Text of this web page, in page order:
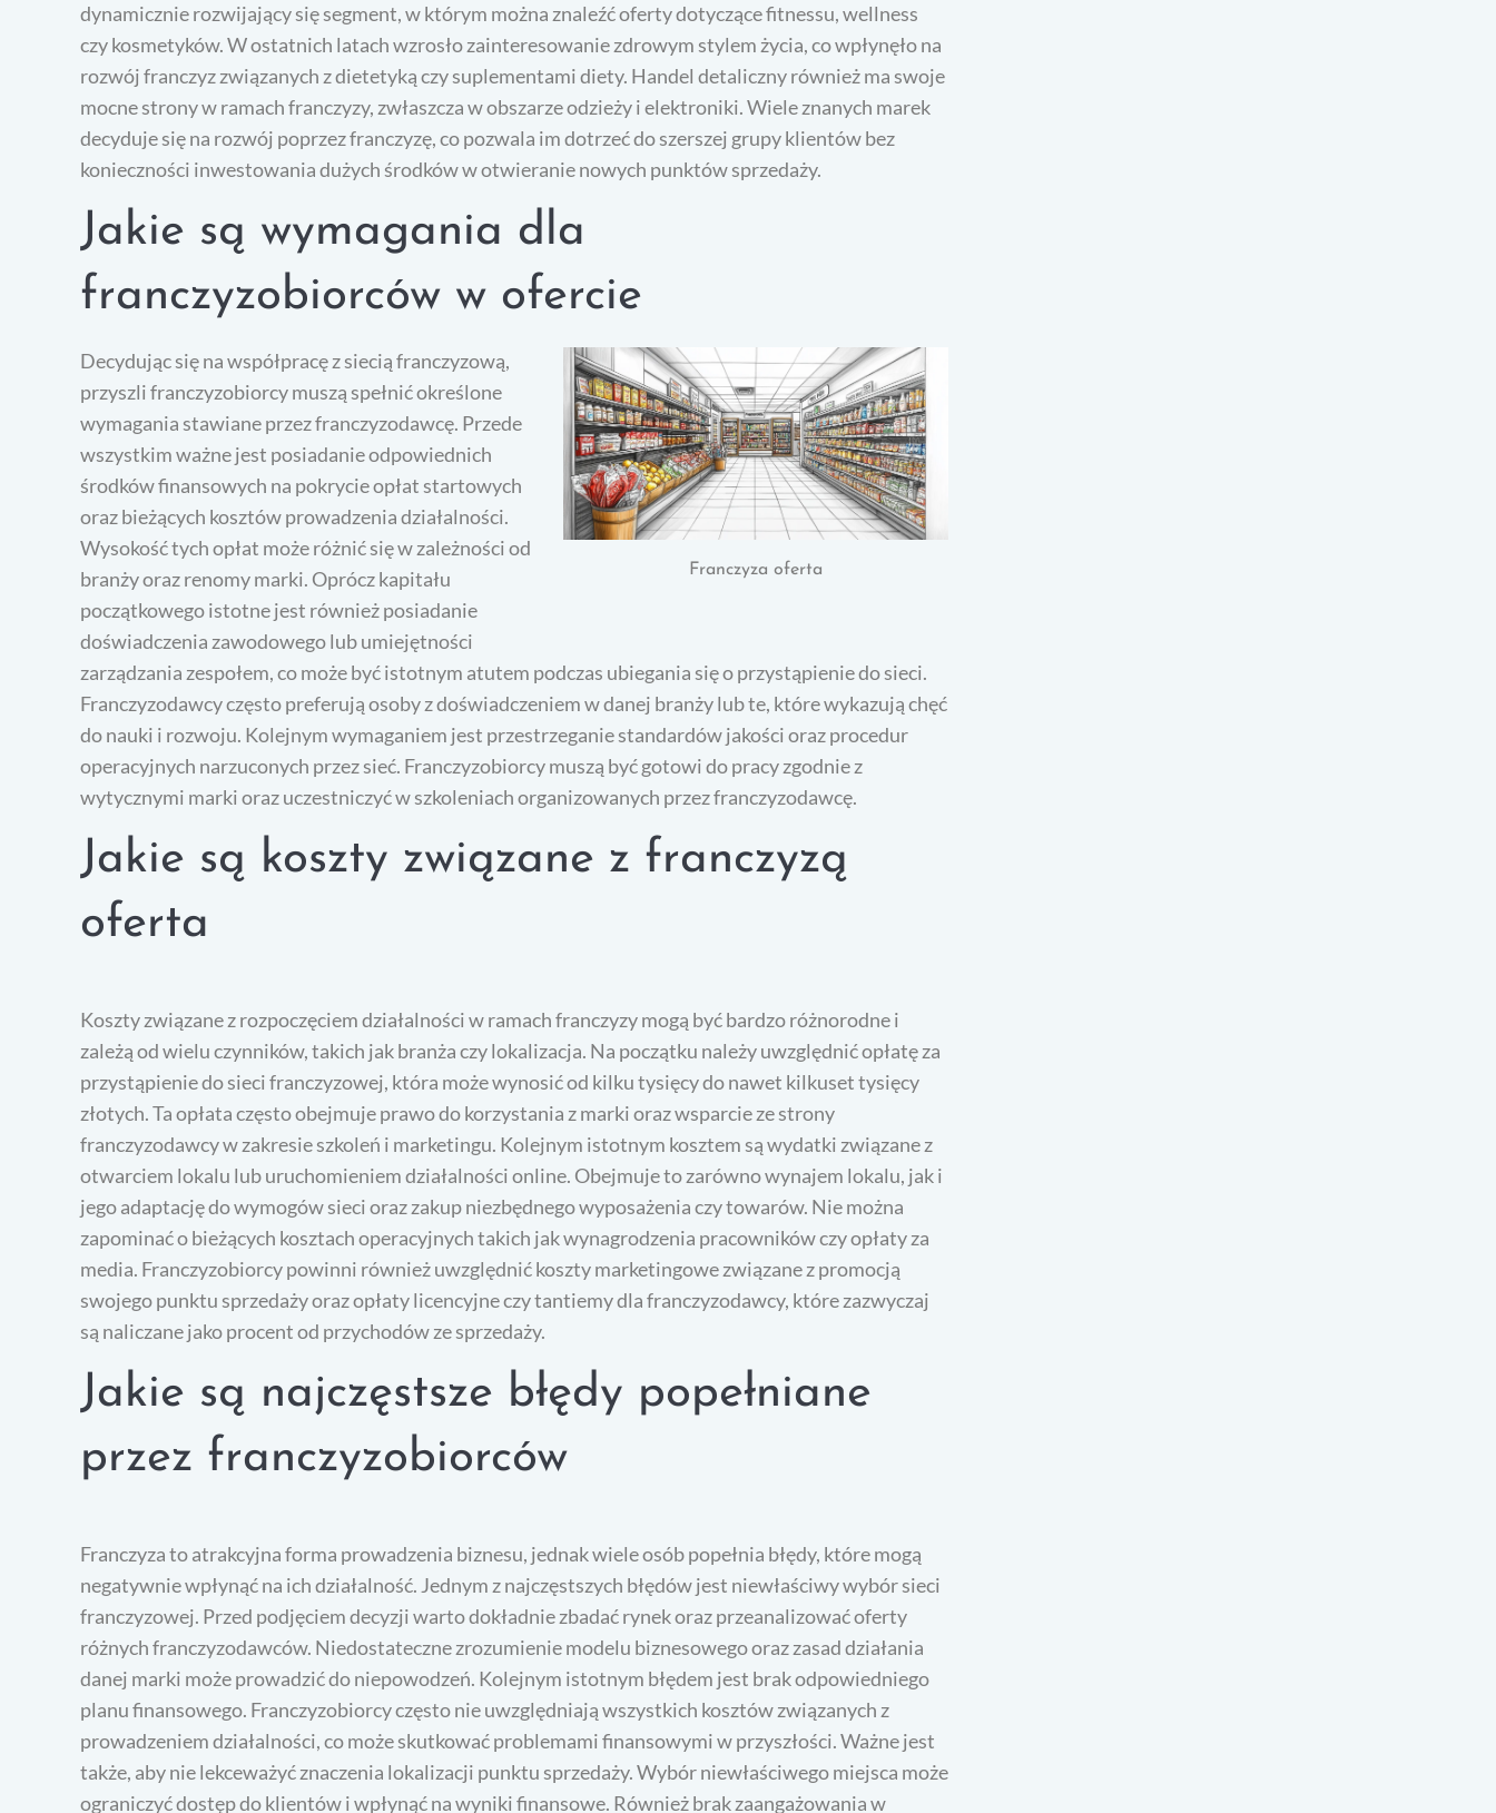
dynamicznie rozwijający się segment, w którym można znaleźć oferty dotyczące fitnessu, wellness
czy kosmetyków. W ostatnich latach wzrosło zainteresowanie zdrowym stylem życia, co wpłynęło na
rozwój franczyz związanych z dietetyką czy suplementami diety. Handel detaliczny również ma swoje
mocne strony w ramach franczyzy, zwłaszcza w obszarze odzieży i elektroniki. Wiele znanych marek
decyduje się na rozwój poprzez franczyzę, co pozwala im dotrzeć do szerszej grupy klientów bez
konieczności inwestowania dużych środków w otwieranie nowych punktów sprzedaży.
Jakie są wymagania dla
franczyzobiorców w ofercie
Franczyza oferta
Decydując się na współpracę z siecią franczyzową,
przyszli franczyzobiorcy muszą spełnić określone
wymagania stawiane przez franczyzodawcę. Przede
wszystkim ważne jest posiadanie odpowiednich
środków finansowych na pokrycie opłat startowych
oraz bieżących kosztów prowadzenia działalności.
Wysokość tych opłat może różnić się w zależności od
branży oraz renomy marki. Oprócz kapitału
początkowego istotne jest również posiadanie
doświadczenia zawodowego lub umiejętności
zarządzania zespołem, co może być istotnym atutem podczas ubiegania się o przystąpienie do sieci.
Franczyzodawcy często preferują osoby z doświadczeniem w danej branży lub te, które wykazują chęć
do nauki i rozwoju. Kolejnym wymaganiem jest przestrzeganie standardów jakości oraz procedur
operacyjnych narzuconych przez sieć. Franczyzobiorcy muszą być gotowi do pracy zgodnie z
wytycznymi marki oraz uczestniczyć w szkoleniach organizowanych przez franczyzodawcę.
Jakie są koszty związane z franczyzą
oferta
Koszty związane z rozpoczęciem działalności w ramach franczyzy mogą być bardzo różnorodne i
zależą od wielu czynników, takich jak branża czy lokalizacja. Na początku należy uwzględnić opłatę za
przystąpienie do sieci franczyzowej, która może wynosić od kilku tysięcy do nawet kilkuset tysięcy
złotych. Ta opłata często obejmuje prawo do korzystania z marki oraz wsparcie ze strony
franczyzodawcy w zakresie szkoleń i marketingu. Kolejnym istotnym kosztem są wydatki związane z
otwarciem lokalu lub uruchomieniem działalności online. Obejmuje to zarówno wynajem lokalu, jak i
jego adaptację do wymogów sieci oraz zakup niezbędnego wyposażenia czy towarów. Nie można
zapominać o bieżących kosztach operacyjnych takich jak wynagrodzenia pracowników czy opłaty za
media. Franczyzobiorcy powinni również uwzględnić koszty marketingowe związane z promocją
swojego punktu sprzedaży oraz opłaty licencyjne czy tantiemy dla franczyzodawcy, które zazwyczaj
są naliczane jako procent od przychodów ze sprzedaży.
Jakie są najczęstsze błędy popełniane
przez franczyzobiorców
Franczyza to atrakcyjna forma prowadzenia biznesu, jednak wiele osób popełnia błędy, które mogą
negatywnie wpłynąć na ich działalność. Jednym z najczęstszych błędów jest niewłaściwy wybór sieci
franczyzowej. Przed podjęciem decyzji warto dokładnie zbadać rynek oraz przeanalizować oferty
różnych franczyzodawców. Niedostateczne zrozumienie modelu biznesowego oraz zasad działania
danej marki może prowadzić do niepowodzeń. Kolejnym istotnym błędem jest brak odpowiedniego
planu finansowego. Franczyzobiorcy często nie uwzględniają wszystkich kosztów związanych z
prowadzeniem działalności, co może skutkować problemami finansowymi w przyszłości. Ważne jest
także, aby nie lekceważyć znaczenia lokalizacji punktu sprzedaży. Wybór niewłaściwego miejsca może
ograniczyć dostęp do klientów i wpłynąć na wyniki finansowe. Również brak zaangażowania w